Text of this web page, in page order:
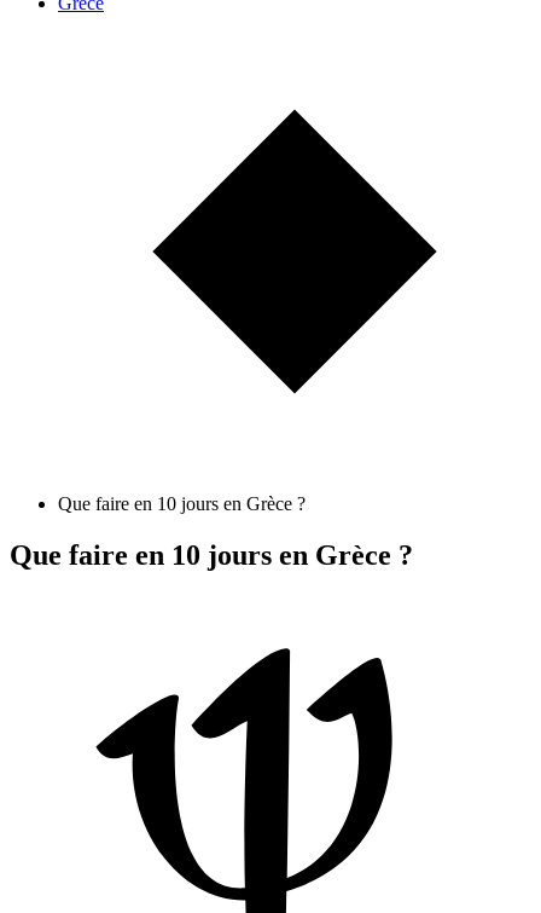
Que faire en 10 jours en Grèce ?
Que faire en 10 jours en Grèce ?